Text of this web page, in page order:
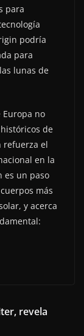
para
podría
para
lunas de
Europa no
de
refuerza el
en la
es un paso
más
y acerca
revela